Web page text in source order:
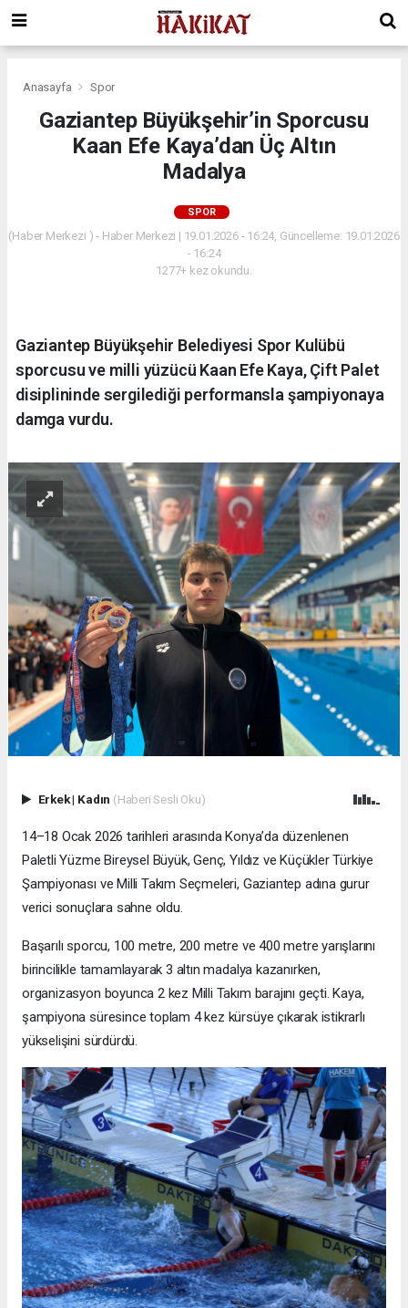
Anasayfa Spor
Gaziantep Büyükşehir’in Sporcusu
Kaan Efe Kaya’dan Üç Altın
Madalya
SPOR
(Haber Merkezi ) - Haber Merkezi | 19.01.2026 - 16:24, Güncelleme: 19.01.2026
- 16:24
1277+ kez okundu.
Gaziantep Büyükşehir Belediyesi Spor Kulübü
sporcusu ve milli yüzücü Kaan Efe Kaya, Çift Palet
disiplininde sergilediği performansla şampiyonaya
damga vurdu.
Erkek| Kadın (Haberi Sesli Oku)
14–18 Ocak 2026 tarihleri arasında Konya’da düzenlenen
Paletli Yüzme Bireysel Büyük, Genç, Yıldız ve Küçükler Türkiye
Şampiyonası ve Milli Takım Seçmeleri, Gaziantep adına gurur
verici sonuçlara sahne oldu.
Başarılı sporcu, 100 metre, 200 metre ve 400 metre yarışlarını
birincilikle tamamlayarak 3 altın madalya kazanırken,
organizasyon boyunca 2 kez Milli Takım barajını geçti. Kaya,
şampiyona süresince toplam 4 kez kürsüye çıkarak istikrarlı
yükselişini sürdürdü.